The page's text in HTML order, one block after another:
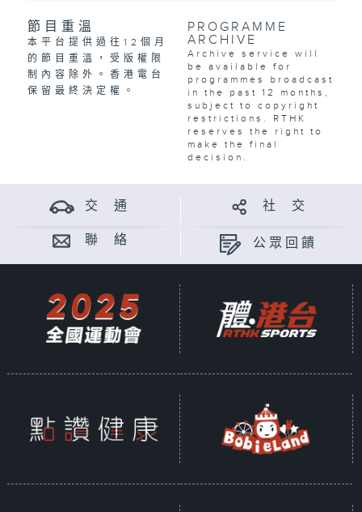
節目重溫
本平台提供過往12個月
的節目重溫，受版權限
制內容除外。香港電台
保留最終決定權。
PROGRAMME
ARCHIVE
Archive service will
be available for
programmes broadcast
in the past 12 months,
subject to copyright
restrictions. RTHK
reserves the right to
make the final
decision.
交 通 社 交
聯 絡 公眾回饋